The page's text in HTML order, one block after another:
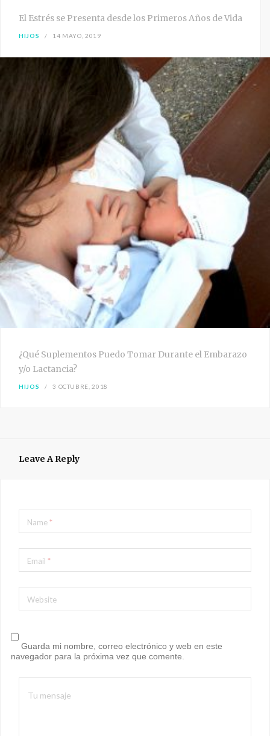
El Estrés se Presenta desde los Primeros Años de Vida
HIJOS 14 MAYO, 2019
¿Qué Suplementos Puedo Tomar Durante el Embarazo
y/o Lactancia?
HIJOS 3 OCTUBRE, 2018
Leave A Reply
Name*
Email *
Website
Guarda mi nombre, correo electrónico y web en este
navegador para la próxima vez que comente.